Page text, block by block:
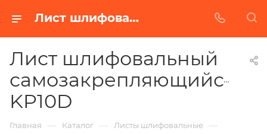
Лист шлифовальный самозакрепляющийся KP10D в Белгороде | Купить по недорогой цене от Абразивного Завода
Лист шлифовальный
самозакрепляющийся
KP10D
Главная — Каталог — Листы шлифовальные —